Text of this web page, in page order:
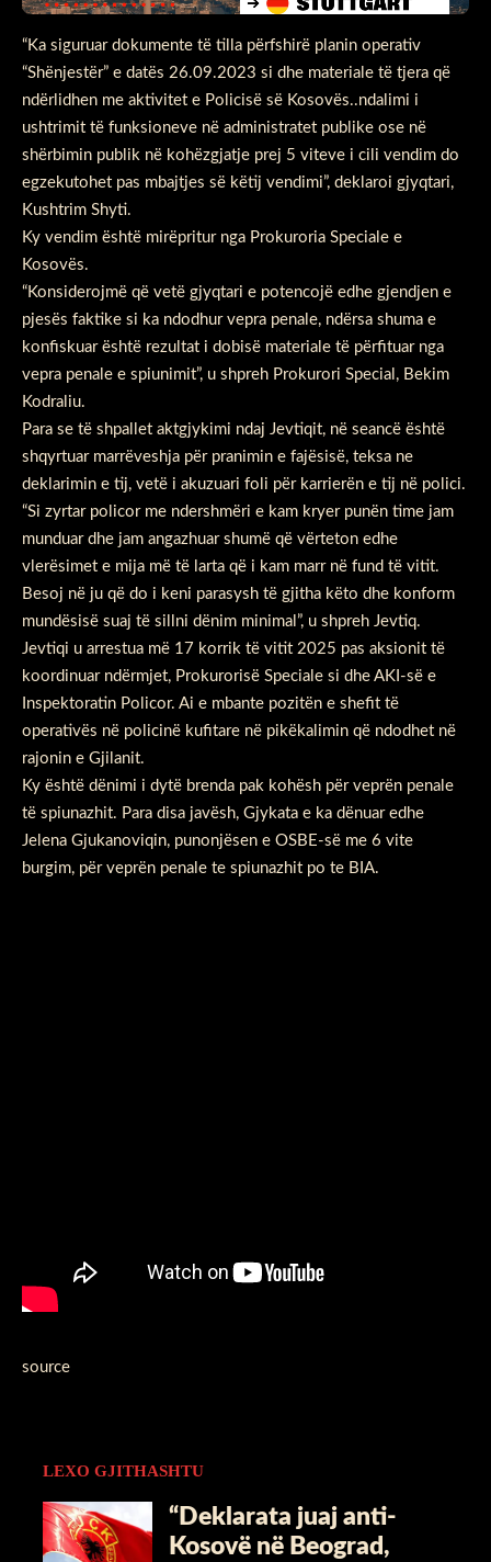
“Ka siguruar dokumente të tilla përfshirë planin operativ
“Shënjestër” e datës 26.09.2023 si dhe materiale të tjera që
ndërlidhen me aktivitet e Policisë së Kosovës..ndalimi i
ushtrimit të funksioneve në administratet publike ose në
shërbimin publik në kohëzgjatje prej 5 viteve i cili vendim do
egzekutohet pas mbajtjes së këtij vendimi”, deklaroi gjyqtari,
Kushtrim Shyti.
Ky vendim është mirëpritur nga Prokuroria Speciale e
Kosovës.
“Konsiderojmë që vetë gjyqtari e potencojë edhe gjendjen e
pjesës faktike si ka ndodhur vepra penale, ndërsa shuma e
konfiskuar është rezultat i dobisë materiale të përfituar nga
vepra penale e spiunimit”, u shpreh Prokurori Special, Bekim
Kodraliu.
Para se të shpallet aktgjykimi ndaj Jevtiqit, në seancë është
shqyrtuar marrëveshja për pranimin e fajësisë, teksa ne
deklarimin e tij, vetë i akuzuari foli për karrierën e tij në polici.
“Si zyrtar policor me ndershmëri e kam kryer punën time jam
munduar dhe jam angazhuar shumë që vërteton edhe
vlerësimet e mija më të larta që i kam marr në fund të vitit.
Besoj në ju që do i keni parasysh të gjitha këto dhe konform
mundësisë suaj të sillni dënim minimal”, u shpreh Jevtiq.
Jevtiqi u arrestua më 17 korrik të vitit 2025 pas aksionit të
koordinuar ndërmjet, Prokurorisë Speciale si dhe AKI-së e
Inspektoratin Policor. Ai e mbante pozitën e shefit të
operativës në policinë kufitare në pikëkalimin që ndodhet në
rajonin e Gjilanit.
Ky është dënimi i dytë brenda pak kohësh për veprën penale
të spiunazhit. Para disa javësh, Gjykata e ka dënuar edhe
Jelena Gjukanoviqin, punonjësen e OSBE-së me 6 vite
burgim, për veprën penale te spiunazhit po te BIA.
source
LEXO GJITHASHTU
“Deklarata juaj anti-
Kosovë në Beograd,